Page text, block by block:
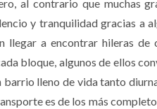
al contrario que muchas
y tranquilidad gracias a
llegar a encontrar hileras
bloque, algunos de ellos
barrio lleno de vida tanto
es de los más